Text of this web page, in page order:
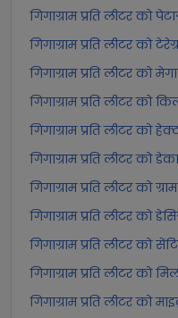
गिगाग्राम प्रति लीटर को
गिगाग्राम प्रति लीटर को
गिगाग्राम प्रति लीटर को
गिगाग्राम प्रति लीटर को
गिगाग्राम प्रति लीटर को
गिगाग्राम प्रति लीटर को
गिगाग्राम प्रति लीटर को
गिगाग्राम प्रति लीटर को
गिगाग्राम प्रति लीटर को
गिगाग्राम प्रति लीटर को
गिगाग्राम प्रति लीटर को